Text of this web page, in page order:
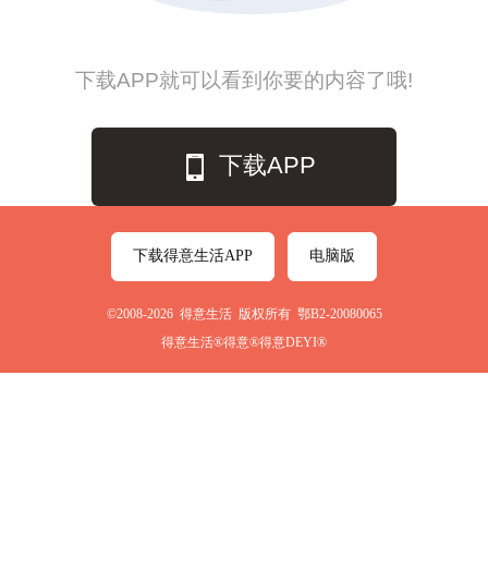
下载APP就可以看到你要的内容了哦!
下载APP
下载得意生活APP 电脑版
©2008-2026 得意生活 版权所有 鄂B2-20080065
得意生活®得意®得意DEYI®